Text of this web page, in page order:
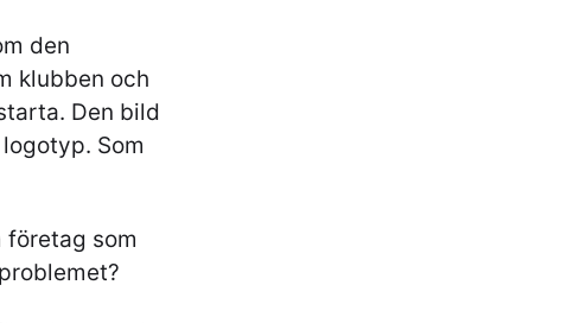
den
klubben och
Den bild
Som
företag som